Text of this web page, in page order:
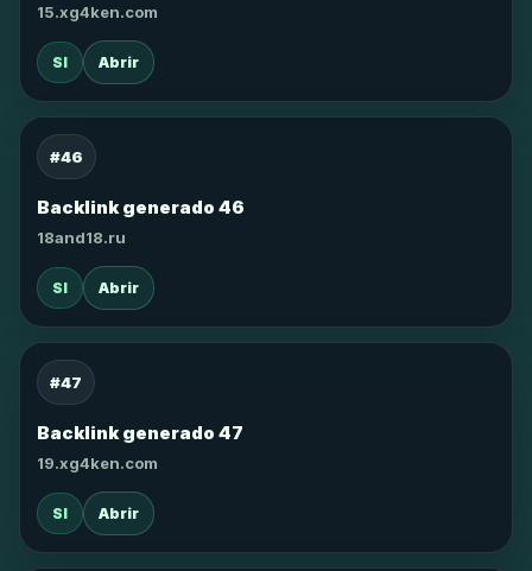
15.xg4ken.com
SI Abrir
#46
Backlink generado 46
18and18.ru
SI Abrir
#47
Backlink generado 47
19.xg4ken.com
SI Abrir